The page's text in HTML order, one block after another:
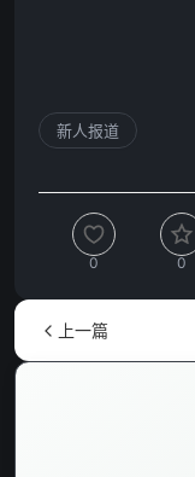
新人报道
0 0
上一篇